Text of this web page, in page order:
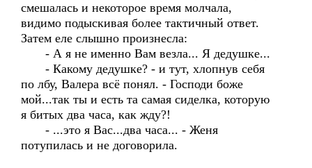
смешалась и некоторое время молчала,
видимо подыскивая более тактичный ответ.
Затем еле слышно произнесла:
- А я не именно Вам везла... Я дедушке...
- Какому дедушке? - и тут, хлопнув себя
по лбу, Валера всё понял. - Господи боже
мой...так ты и есть та самая сиделка, которую
я битых два часа, как жду?!
- ...это я Вас...два часа... - Женя
потупилась и не договорила.